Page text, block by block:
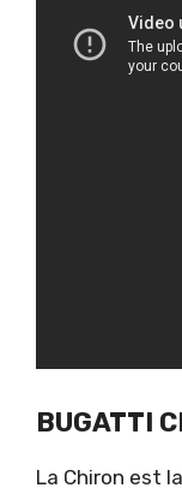
BUGATTI
La Chiron est la